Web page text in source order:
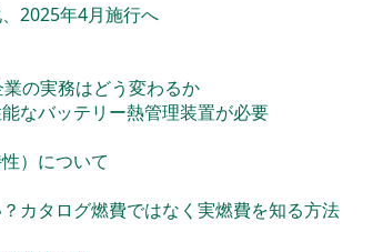
2025年4月施行へ
の実務はどう変わるか
なバッテリー熱管理装置が必要
）について
カタログ燃費ではなく実燃費を知る方法